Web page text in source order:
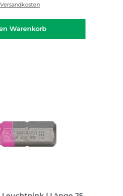
Warenkorb